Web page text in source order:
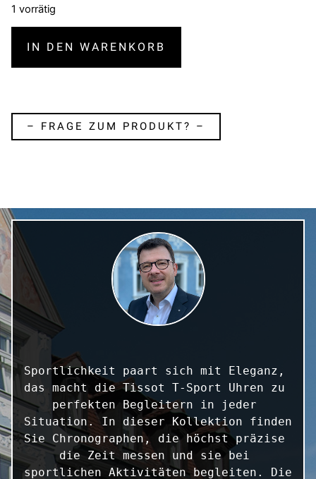
1 vorrätig
IN DEN WARENKORB
– FRAGE ZUM PRODUKT? –
Sportlichkeit paart sich mit Eleganz,
das macht die Tissot T-Sport Uhren zu
perfekten Begleitern in jeder
Situation. In dieser Kollektion finden
Sie Chronographen, die höchst präzise
die Zeit messen und sie bei
sportlichen Aktivitäten begleiten. Die